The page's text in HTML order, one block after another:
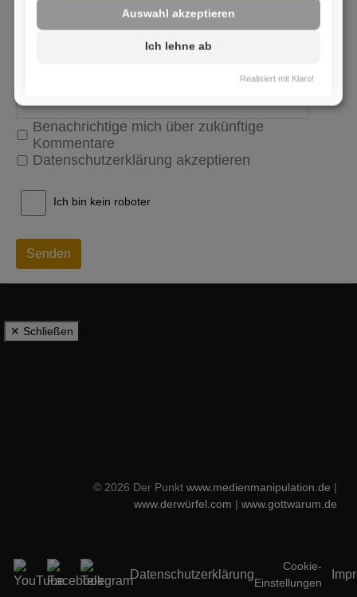
Benachrichtige mich über zukünftige
Kommentare
Datenschutzerklärung akzeptieren
Ich bin kein roboter
Senden
✕ Schließen
© 2026 Der Punkt www.medienmanipulation.de |
www.derwürfel.com | www.gottwarum.de
Datenschutzerklärung
Cookie-
Einstellungen
Ich lehne ab
Auswahl akzeptieren
Realisiert mit Klaro!